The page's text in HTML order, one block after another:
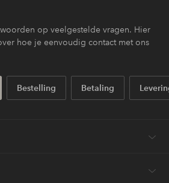
op veelgestelde vragen. Hier
hoe je eenvoudig contact met ons
Bestelling Betaling